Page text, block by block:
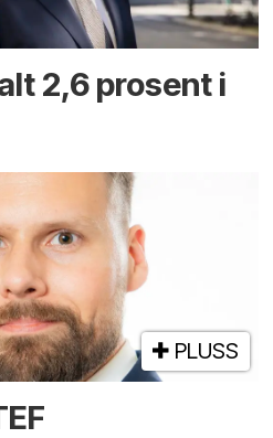
2,6 prosent i
PLUSS